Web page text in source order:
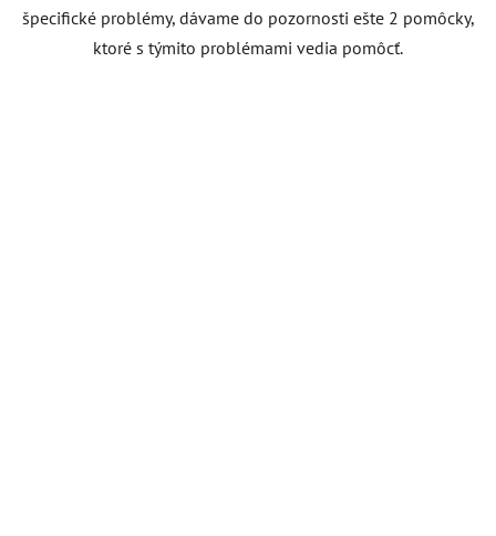
špecifické problémy, dávame do pozornosti ešte 2 pomôcky,
ktoré s týmito problémami vedia pomôcť.